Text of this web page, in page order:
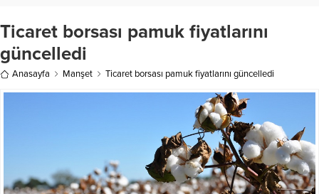
Ticaret borsası pamuk fiyatlarını
güncelledi
Anasayfa Manşet Ticaret borsası pamuk fiyatlarını güncelledi